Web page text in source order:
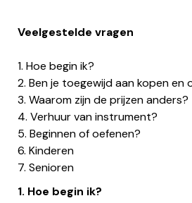
Veelgestelde vragen
1. Hoe begin ik?
2. Ben je toegewijd aan kopen en
3. Waarom zijn de prijzen anders?
4. Verhuur van instrument?
5. Beginnen of oefenen?
6. Kinderen
7. Senioren
1. Hoe begin ik?